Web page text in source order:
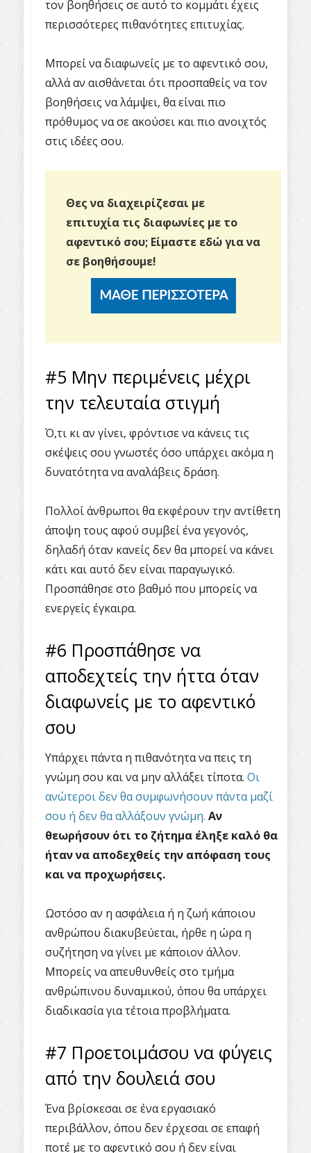
τον βοηθήσεις σε αυτό το κομμάτι έχεις
περισσότερες πιθανότητες επιτυχίας.
Μπορεί να διαφωνείς με το αφεντικό σου,
αλλά αν αισθάνεται ότι προσπαθείς να τον
βοηθήσεις να λάμψει, θα είναι πιο
πρόθυμος να σε ακούσει και πιο ανοιχτός
στις ιδέες σου.
Θες να διαχειρίζεσαι με
επιτυχία τις διαφωνίες με το
αφεντικό σου; Είμαστε εδώ για να
σε βοηθήσουμε!
#5 Μην περιμένεις μέχρι
την τελευταία στιγμή
Ό,τι κι αν γίνει, φρόντισε να κάνεις τις
σκέψεις σου γνωστές όσο υπάρχει ακόμα η
δυνατότητα να αναλάβεις δράση.
Πολλοί άνθρωποι θα εκφέρουν την αντίθετη
άποψη τους αφού συμβεί ένα γεγονός,
δηλαδή όταν κανείς δεν θα μπορεί να κάνει
κάτι και αυτό δεν είναι παραγωγικό.
Προσπάθησε στο βαθμό που μπορείς να
ενεργείς έγκαιρα.
#6 Προσπάθησε να
αποδεχτείς την ήττα όταν
διαφωνείς με το αφεντικό
σου
Υπάρχει πάντα η πιθανότητα να πεις τη
γνώμη σου και να μην αλλάξει τίποτα. Οι
ανώτεροι δεν θα συμφωνήσουν πάντα μαζί
σου ή δεν θα αλλάξουν γνώμη. Αν
θεωρήσουν ότι το ζήτημα έληξε καλό θα
ήταν να αποδεχθείς την απόφαση τους
και να προχωρήσεις.
Ωστόσο αν η ασφάλεια ή η ζωή κάποιου
ανθρώπου διακυβεύεται, ήρθε η ώρα η
συζήτηση να γίνει με κάποιον άλλον.
Μπορείς να απευθυνθείς στο τμήμα
ανθρώπινου δυναμικού, όπου θα υπάρχει
διαδικασία για τέτοια προβλήματα.
#7 Προετοιμάσου να φύγεις
από την δουλειά σου
Ένα βρίσκεσαι σε ένα εργασιακό
περιβάλλον, όπου δεν έρχεσαι σε επαφή
ποτέ με το αφεντικό σου ή δεν είναι